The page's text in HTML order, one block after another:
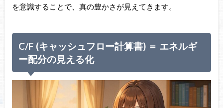
を意識することで、真の豊かさが見えてきます。
C/F (キャッシュフロー計算書) ＝ エネルギ
ー配分の見える化